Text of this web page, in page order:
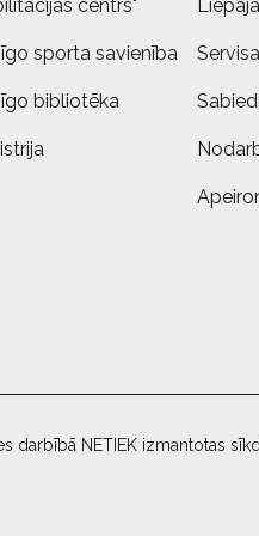
centrs"
sporta savienība
bibliotēka
darbībā NETIEK izmantotas